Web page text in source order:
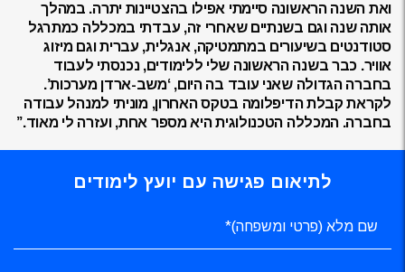
ואת השנה הראשונה סיימתי אפילו בהצטיינות יתרה. במהלך
אותה שנה וגם בשנתיים שאחרי זה, עבדתי במכללה כמתרגל
סטודנטים בשיעורים במתמטיקה, אנגלית, עברית וגם מיזוג
אוויר. כבר בשנה הראשונה שלי ללימודים, נכנסתי לעבוד
בחברה הגדולה שאני עובד בה היום, ‘משב-ארדן מערכות’.
לקראת קבלת הדיפלומה בטקס האחרון, מוניתי למנהל עבודה
בחברה. המכללה הטכנולוגית היא מספר אחת, ועזרה לי מאוד.”
לתיאום פגישה עם יועץ לימודים